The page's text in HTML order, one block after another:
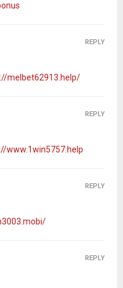
melbet62913.help/
REPLY
www.1win5757.help
REPLY
REPLY
REPLY